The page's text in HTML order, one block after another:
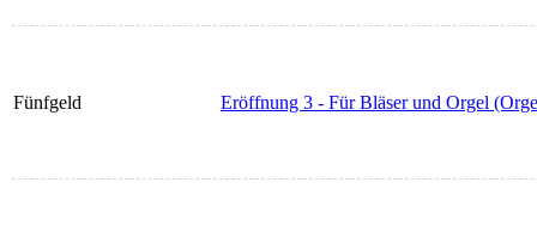
Fünfgeld Eröffnung 3 - Für Bläser und Orgel